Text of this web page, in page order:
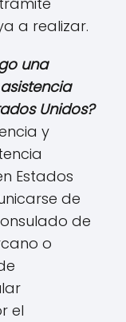
a realizar.
una
Unidos?
y
Estados
de
de
o
el